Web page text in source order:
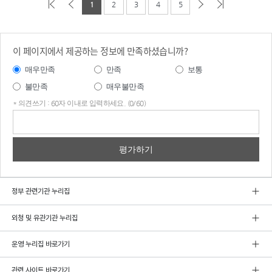
1 2 3 4 5
이 페이지에서 제공하는 정보에 만족하셨습니까?
매우만족 만족
보통
불만족
매우불만족
* 의견쓰기 : 60자 이내로 입력하세요. (0/60)
정부 관련기관 누리집
외청 및 유관기관 누리집
운영 누리집 바로가기
관련 사이트 바로가기